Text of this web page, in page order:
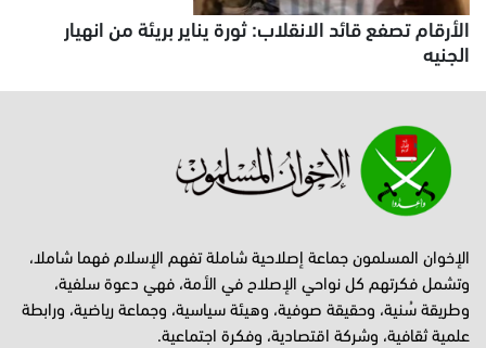
الأرقام تصفع قائد الانقلاب: ثورة يناير بريئة من انهيار
الجنيه
الإخوان المسلمون جماعة إصلاحية شاملة تفهم الإسلام فهما شاملا،
وتشمل فكرتهم كل نواحي الإصلاح في الأمة، فهي دعوة سلفية،
وطريقة سُنية، وحقيقة صوفية، وهيئة سياسية، وجماعة رياضية، ورابطة
علمية ثقافية، وشركة اقتصادية، وفكرة اجتماعية.